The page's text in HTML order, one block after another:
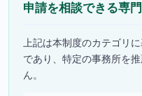
申請を相談できる専
上記は本制度のカテゴリ
であり、特定の事務所を
ん。